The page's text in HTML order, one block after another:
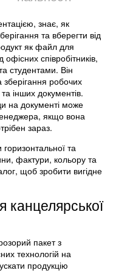
знає, як
та вберегти від
як файл для
співробітників,
студентами. Він
зберігання робочих
та інших документів.
на документі може
якщо вона
зараз.
та
фактури, кольору та
щоб зробити вигідне
канцелярської
пакет з
технологій на
продукцію